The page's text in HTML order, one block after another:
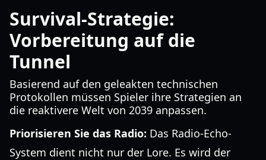
Survival-Strategie:
Vorbereitung auf die
Tunnel
Basierend auf den geleakten technischen
Protokollen müssen Spieler ihre Strategien an
die reaktivere Welt von 2039 anpassen.
Priorisieren Sie das Radio: Das Radio-Echo-
System dient nicht nur der Lore. Es wird der